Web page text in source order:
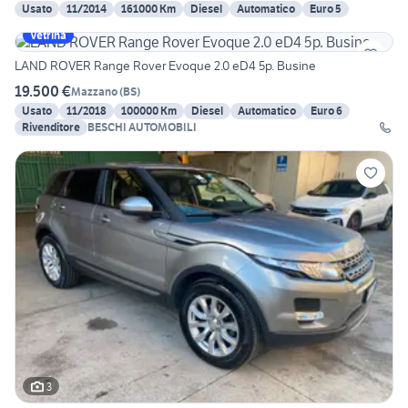
Usato
11/2014 161000 Km Diesel Automatico
Euro 5
Vetrina
LAND ROVER Range Rover Evoque 2.0 eD4 5p. Busine
19.500 €Mazzano(BS)
Usato
11/2018 100000 Km Diesel Automatico
Euro 6
Rivenditore BESCHI AUTOMOBILI
3